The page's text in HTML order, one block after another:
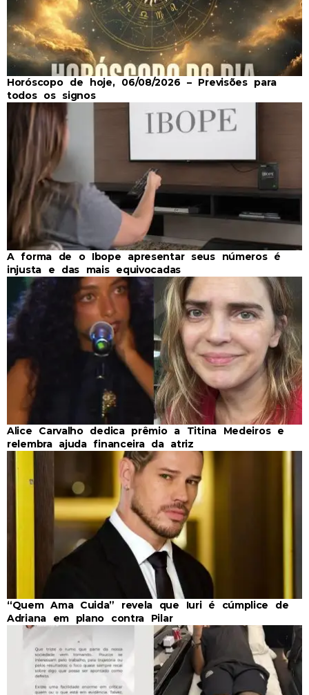
Horóscopo de hoje, 06/08/2026 – Previsões para
todos os signos
A forma de o Ibope apresentar seus números é
injusta e das mais equivocadas
Alice Carvalho dedica prêmio a Titina Medeiros e
relembra ajuda financeira da atriz
“Quem Ama Cuida” revela que Iuri é cúmplice de
Adriana em plano contra Pilar